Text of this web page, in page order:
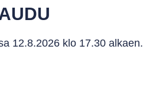
12.8.2026 klo 17.30 alkaen.